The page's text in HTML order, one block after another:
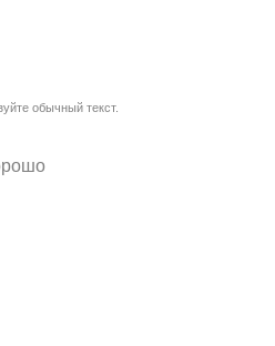
обычный текст.